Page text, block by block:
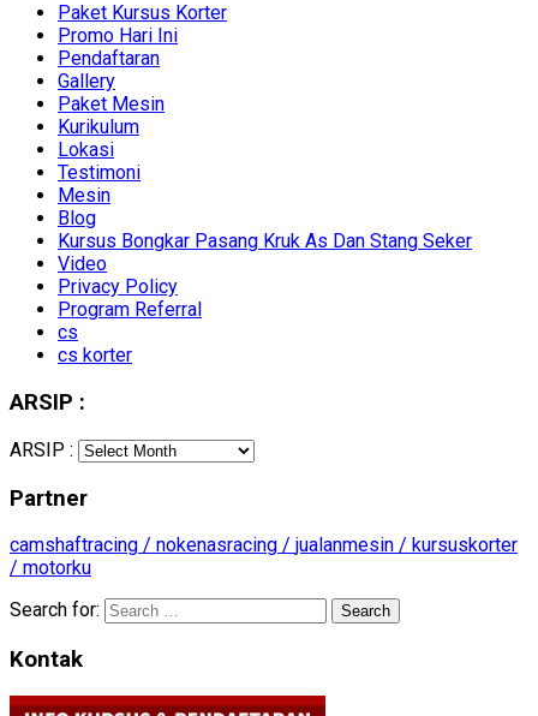
Paket Kursus Korter
Promo Hari Ini
Pendaftaran
Gallery
Paket Mesin
Kurikulum
Lokasi
Testimoni
Mesin
Blog
Kursus Bongkar Pasang Kruk As Dan Stang Seker
Video
Privacy Policy
Program Referral
cs
cs korter
ARSIP :
ARSIP :
Partner
camshaftracing / nokenasracing / jualanmesin / kursuskorter
/ motorku
Search for:
Kontak